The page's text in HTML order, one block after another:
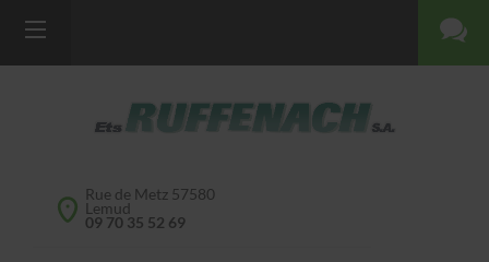
Rue de Metz 57580
Lemud
09 70 35 52 69